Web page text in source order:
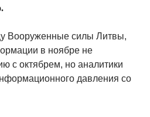
Вооруженные силы Литвы,
в ноябре не
с октябрем, но аналитики
давления со